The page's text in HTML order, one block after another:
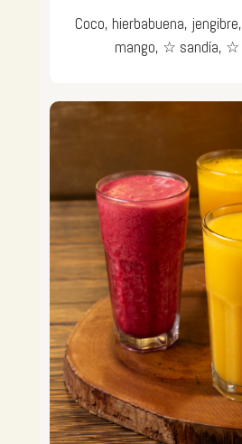
Coco, hierbabuena,
mango, ☆ sandía, ☆